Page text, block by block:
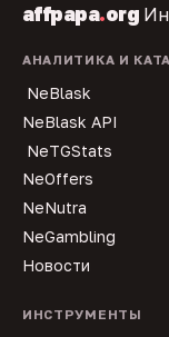
affpapa.org
АНАЛИТИКА И
NeBlask
NeBlask API
NeTGStats
NeOffers
NeNutra
NeGambling
Новости
ИНСТРУМЕНТЫ